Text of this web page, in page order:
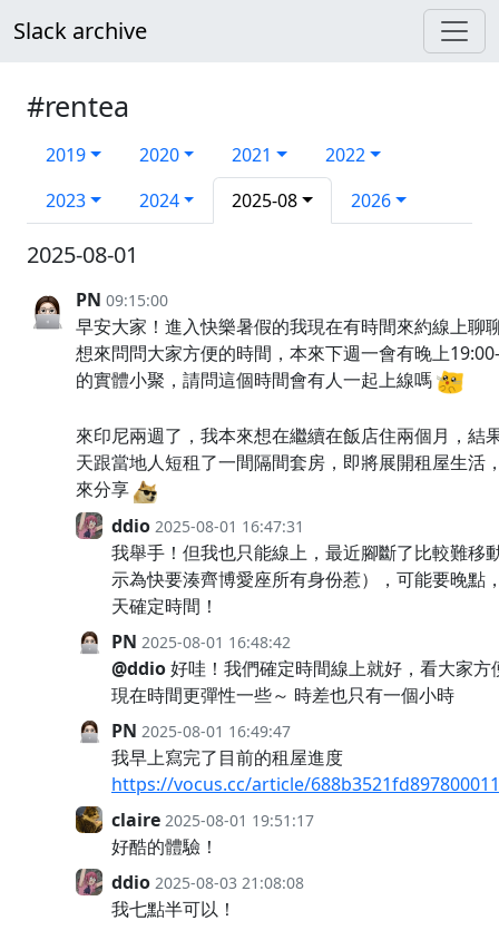
Slack archive
#rentea
2019 2020 2021
2022
2023
2024 2025-08 2026
2025-08-01
PN 09:15:00
早安大家！進入快樂暑假的我現在有時間來約線上聊
想來問問大家方便的時間，本來下週一會有晚上
的實體小聚，請問這個時間會有人一起上線嗎
來印尼兩週了，我本來想在繼續在飯店住兩個月，結
天跟當地人短租了一間隔間套房，即將展開租屋生活
來分享
ddio 2025-08-01 16:47:31
我舉手！但我也只能線上，最近腳斷了比較難移
示為快要湊齊博愛座所有身份惹），可能要晚點
天確定時間！
PN 2025-08-01 16:48:42
@ddio好哇！我們確定時間線上就好，看大家方
現在時間更彈性一些～ 時差也只有一個小時
PN 2025-08-01 16:49:47
我早上寫完了目前的租屋進度
https://vocus.cc/article/
claire 2025-08-01 19:51:17
好酷的體驗！
ddio 2025-08-03 21:08:08
我七點半可以！